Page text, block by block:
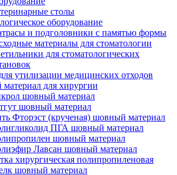
столы
оборудование
и подголовники с памятью формы
материалы для стоматологии
для стоматологических
утилизации медицинских отходов
для хирургии
шовный материал
шовный материал
Фторэст (крученая) шовный материал
ПГА шовный материал
шовный материал
Лавсан шовный материал
хирургическая полипропиленовая
шовный материал